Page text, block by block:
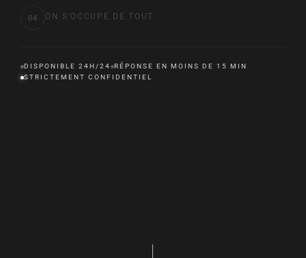
04 ON S’OCCUPE DE TOUT
DISPONIBLE 24H/24
RÉPONSE EN MOINS DE 15 MIN
STRICTEMENT CONFIDENTIEL